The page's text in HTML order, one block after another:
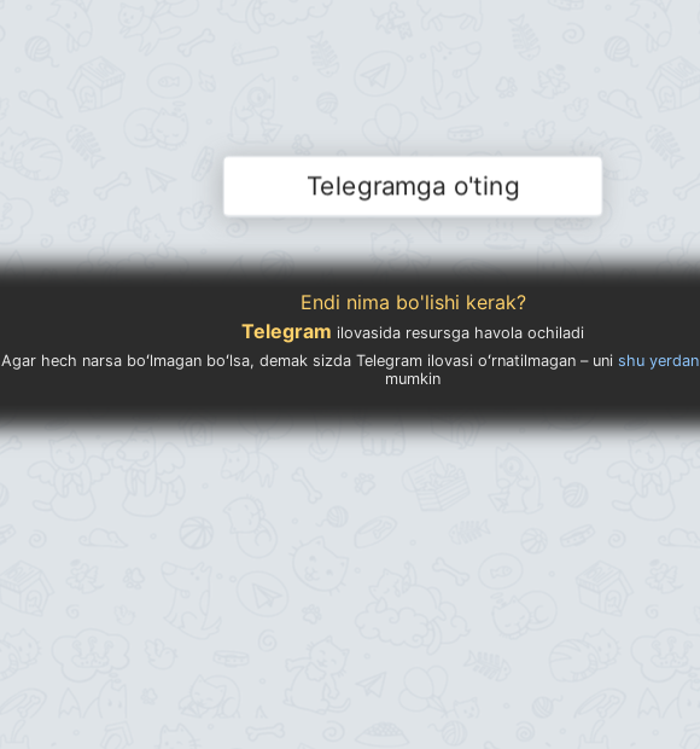
Telegramga o'ting
Endi nima bo'lishi kerak?
Telegram ilovasida resursga havola ochiladi
Agar hech narsa boʻlmagan boʻlsa, demak sizda Telegram ilovasi oʻrnatilmagan – uni shu yerdan
mumkin